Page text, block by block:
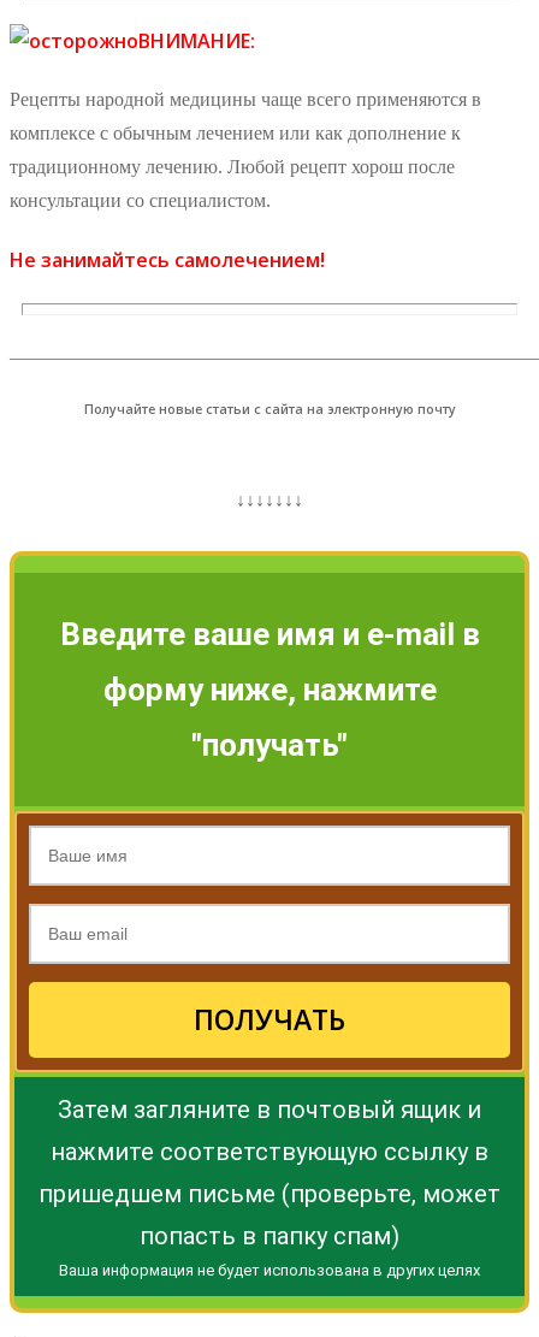
ВНИМАНИЕ:
Рецепты народной медицины чаще всего применяются в
комплексе с обычным лечением или как дополнение к
традиционному лечению. Любой рецепт хорош после
консультации со специалистом.
Не занимайтесь самолечением!
Получайте новые статьи с сайта на электронную почту
↓↓↓↓↓↓↓
Введите ваше имя и e-mail в
форму ниже, нажмите
"получать"
ПОЛУЧАТЬ
Затем загляните в почтовый ящик и
нажмите соответствующую ссылку в
пришедшем письме (проверьте, может
попасть в папку спам)
Ваша информация не будет использована в других целях